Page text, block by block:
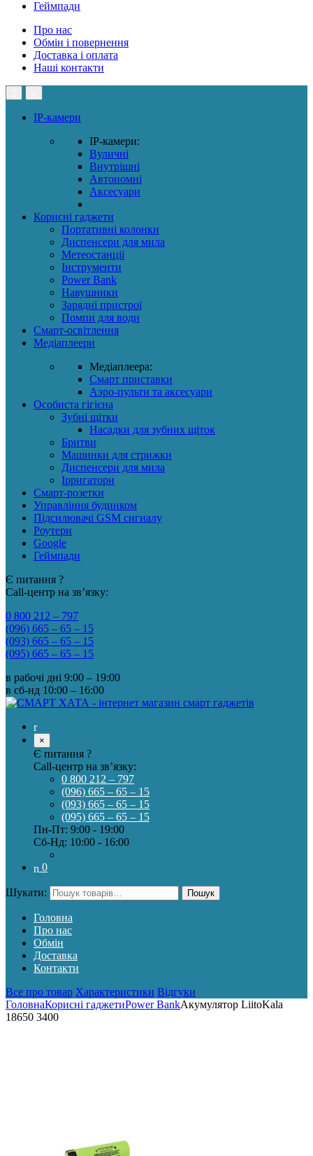
Геймпади
Про нас
Обмін і повернення
Доставка і оплата
Наші контакти
IP-камери
IP-камери:
Вуличні
Внутрішні
Автономні
Аксесуари
Корисні гаджети
Портативні колонки
Диспенсери для мила
Метеостанції
Інструменти
Power Bank
Навушники
Зарядні пристрої
Помпи для води
Смарт-освітлення
Медіаплеери
Медіаплеера:
Смарт приставки
Аэро-пульти та аксесуари
Особиста гігієна
Зубні щітки
Насадки для зубних щіток
Бритви
Машинки для стрижки
Диспенсери для мила
Ірригатори
Смарт-розетки
Управління будинком
Підсилювачі GSM сигналу
Роутери
Google
Геймпади
Є питання ?
Call-центр на зв’язку:
0 800 212 – 797
(096) 665 – 65 – 15
(093) 665 – 65 – 15
(095) 665 – 65 – 15
в рабочі дні 9:00 – 19:00
в сб-нд 10:00 – 16:00
×
Є питання ?
Call-центр на зв’язку:
0 800 212 – 797
(096) 665 – 65 – 15
(093) 665 – 65 – 15
(095) 665 – 65 – 15
Пн-Пт: 9:00 - 19:00
Сб-Нд: 10:00 - 16:00
0
Шукати: Пошук
Головна
Про нас
Обмін
Доставка
Контакти
Все про товар Характеристики Відгуки
ГоловнаКорисні гаджетиPower BankАкумулятор LiitoKala
18650 3400